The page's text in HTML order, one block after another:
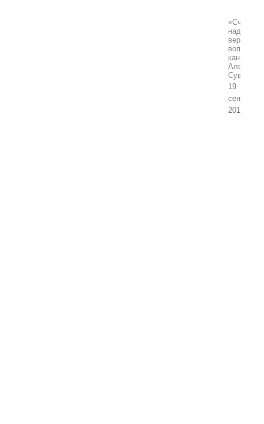
«Считаю,
надо
вопросу
19
сентября,
2019